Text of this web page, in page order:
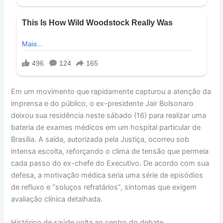
Em um movimento que rapidamente capturou a atenção da
imprensa e do público, o ex-presidente Jair Bolsonaro
deixou sua residência neste sábado (16) para realizar uma
bateria de exames médicos em um hospital particular de
Brasília. A saída, autorizada pela Justiça, ocorreu sob
intensa escolta, reforçando o clima de tensão que permeia
cada passo do ex-chefe do Executivo. De acordo com sua
defesa, a motivação médica seria uma série de episódios
de refluxo e “soluços refratários”, sintomas que exigem
avaliação clínica detalhada.